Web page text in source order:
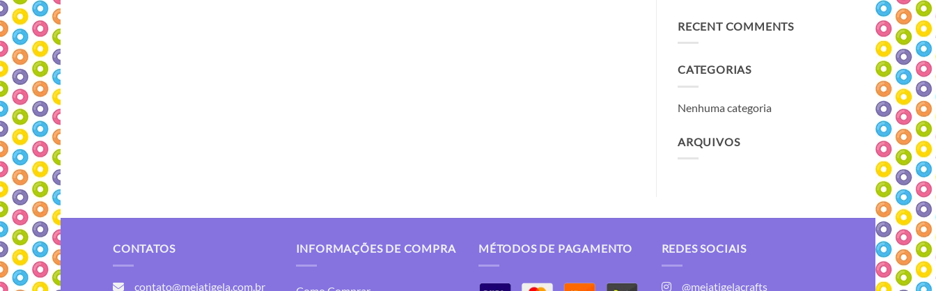
RECENT COMMENTS
CATEGORIAS
Nenhuma categoria
ARQUIVOS
CONTATOS
contato@meiatigela.com.br
INFORMAÇÕES DE COMPRA MÉTODOS DE PAGAMENTO REDES SOCIAIS
@meiatigelacrafts